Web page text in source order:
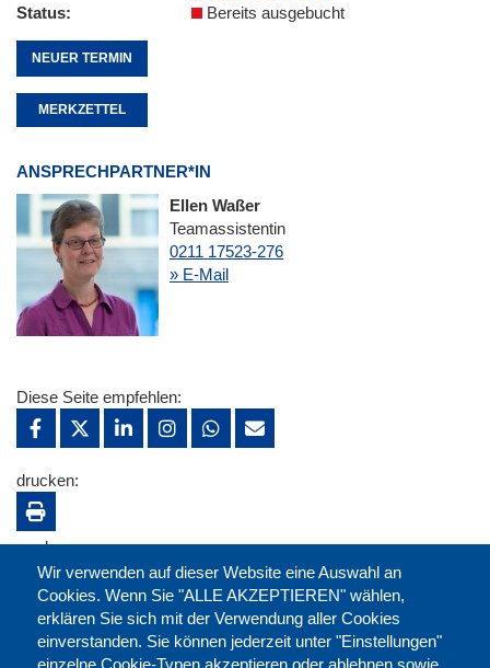
Status
Bereits ausgebucht
NEUER TERMIN
MERKZETTEL
ANSPRECHPARTNER*IN
Ellen Waßer
Teamassistentin
0211 17523-276
» E-Mail
Wir verwenden auf dieser Website eine Auswahl an
Cookies. Wenn Sie "ALLE AKZEPTIEREN" wählen,
erklären Sie sich mit der Verwendung aller Cookies
einverstanden. Sie können jederzeit unter "Einstellungen"
einzelne Cookie-Typen akzeptieren oder ablehnen sowie
Diese Seite empfehlen:
drucken:
merken: